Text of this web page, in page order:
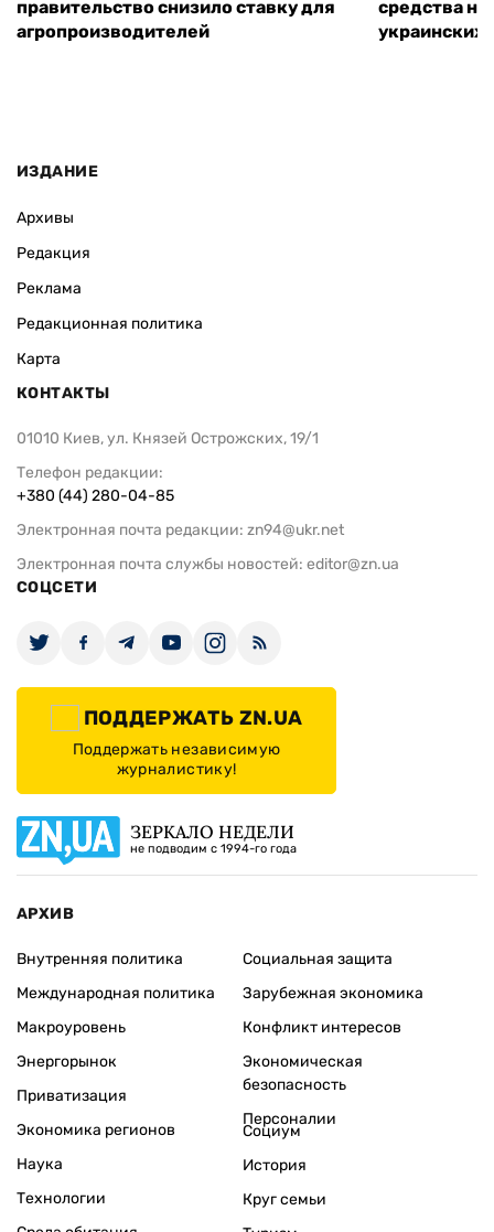
правительство снизило ставку для
агропроизводителей
средства
ИЗДАНИЕ
Архивы
Редакция
Реклама
Редакционная политика
Карта
КОНТАКТЫ
01010 Киев, ул. Князей Острожских, 19/1
Телефон редакции:
+380 (44) 280-04-85
Электронная почта редакции: zn94@ukr.net
Электронная почта службы новостей: editor@zn.ua
СОЦСЕТИ
ПОДДЕРЖАТЬ ZN.UA
Поддержать независимую
журналистику!
ЗЕРКАЛО НЕДЕЛИ
не подводим с 1994-го года
АРХИВ
Внутренняя политика
Международная политика
Макроуровень
Энергорынок
Приватизация
Экономика регионов
Социальная защита
Зарубежная экономика
Конфликт интересов
Экономическая
безопасность
Персоналии
Наука
Технологии
Социум
История
Круг семьи